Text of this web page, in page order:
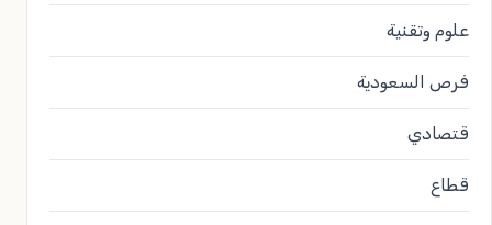
علوم وتقنية
فرص السعودية
قتصادي
قطاع